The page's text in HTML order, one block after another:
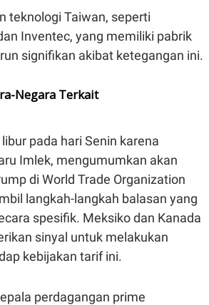
teknologi Taiwan, seperti
Inventec, yang memiliki pabrik
signifikan akibat ketegangan ini.
Negara Terkait
pada hari Senin karena
Imlek, mengumumkan akan
di World Trade Organization
langkah-langkah balasan yang
spesifik. Meksiko dan Kanada
sinyal untuk melakukan
kebijakan tarif ini.
perdagangan prime